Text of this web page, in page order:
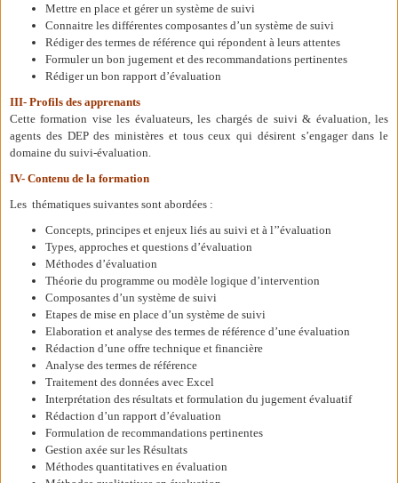
Mettre en place et gérer un système de suivi
Connaitre les différentes composantes d’un système de suivi
Rédiger des termes de référence qui répondent à leurs attentes
Formuler un bon jugement et des recommandations pertinentes
Rédiger un bon rapport d’évaluation
III- Profils des apprenants
Cette formation vise les évaluateurs, les chargés de suivi & évaluation, les
agents des DEP des ministères et tous ceux qui désirent s’engager dans le
domaine du suivi-évaluation.
IV- Contenu de la formation
Les thématiques suivantes sont abordées :
Concepts, principes et enjeux liés au suivi et à l’’évaluation
Types, approches et questions d’évaluation
Méthodes d’évaluation
Théorie du programme ou modèle logique d’intervention
Composantes d’un système de suivi
Etapes de mise en place d’un système de suivi
Elaboration et analyse des termes de référence d’une évaluation
Rédaction d’une offre technique et financière
Analyse des termes de référence
Traitement des données avec Excel
Interprétation des résultats et formulation du jugement évaluatif
Rédaction d’un rapport d’évaluation
Formulation de recommandations pertinentes
Gestion axée sur les Résultats
Méthodes quantitatives en évaluation